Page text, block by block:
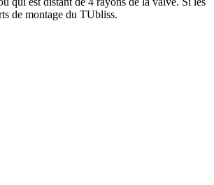
de montage du TUbliss.